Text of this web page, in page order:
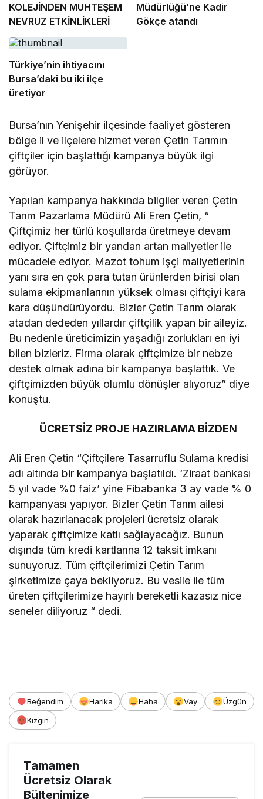
KOLEJİNDEN MUHTEŞEM
NEVRUZ ETKİNLİKLERİ
Müdürlüğü’ne Kadir
Gökçe atandı
Türkiye’nin ihtiyacını
Bursa’daki bu iki ilçe
üretiyor
Bursa’nın Yenişehir ilçesinde faaliyet gösteren
bölge il ve ilçelere hizmet veren Çetin Tarımın
çiftçiler için başlattığı kampanya büyük ilgi
görüyor.
Yapılan kampanya hakkında bilgiler veren Çetin
Tarım Pazarlama Müdürü Ali Eren Çetin, “
Çiftçimiz her türlü koşullarda üretmeye devam
ediyor. Çiftçimiz bir yandan artan maliyetler ile
mücadele ediyor. Mazot tohum işçi maliyetlerinin
yanı sıra en çok para tutan ürünlerden birisi olan
sulama ekipmanlarının yüksek olması çiftçiyi kara
kara düşündürüyordu. Bizler Çetin Tarım olarak
atadan dededen yıllardır çiftçilik yapan bir aileyiz.
Bu nedenle üreticimizin yaşadığı zorlukları en iyi
bilen bizleriz. Firma olarak çiftçimize bir nebze
destek olmak adına bir kampanya başlattık. Ve
çiftçimizden büyük olumlu dönüşler alıyoruz” diye
konuştu.
ÜCRETSİZ PROJE HAZIRLAMA BİZDEN
Ali Eren Çetin “Çiftçilere Tasarruflu Sulama kredisi
adı altında bir kampanya başlatıldı. ‘Ziraat bankası
5 yıl vade %0 faiz’ yine Fibabanka 3 ay vade % 0
kampanyası yapıyor. Bizler Çetin Tarım ailesi
olarak hazırlanacak projeleri ücretsiz olarak
yaparak çiftçimize katlı sağlayacağız. Bunun
dışında tüm kredi kartlarına 12 taksit imkanı
sunuyoruz. Tüm çiftçilerimizi Çetin Tarım
şirketimize çaya bekliyoruz. Bu vesile ile tüm
üreten çiftçilerimize hayırlı bereketli kazasız nice
seneler diliyoruz “ dedi.
Beğendim Harika Haha Vay
Üzgün
Kızgın
Tamamen
Ücretsiz Olarak
Bültenimize